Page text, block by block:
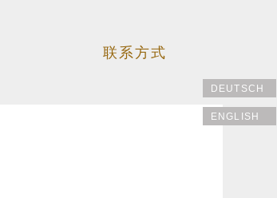
联系方式
DEUTSCH
ENGLISH